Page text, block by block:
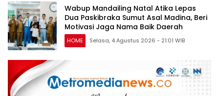
Wabup Mandailing Natal Atika Lepas
Dua Paskibraka Sumut Asal Madina, Beri
Motivasi Jaga Nama Baik Daerah
HOME Selasa, 4 Agustus 2026 - 21:01 WIB